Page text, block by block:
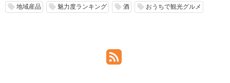
local_offer 地域産品 local_offer 魅力度ランキング local_offer 酒 local_offer おうちで観光グルメ